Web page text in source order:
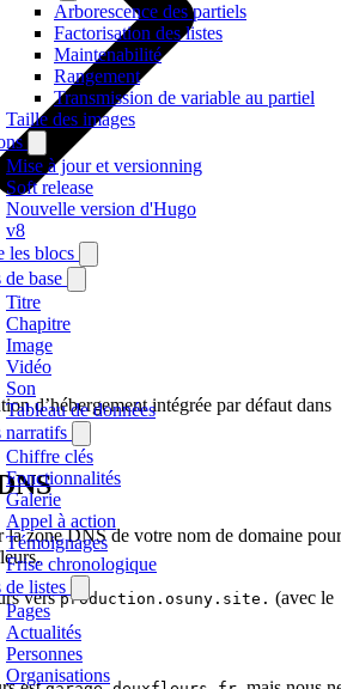
Arborescence des partiels
Factorisation des listes
Maintenabilité
Rangement
Transmission de variable au partiel
Taille des images
Mise à jour et versionning
Soft release
Nouvelle version d'Hugo
v8
les blocs
base
Titre
Chapitre
Image
Vidéo
Son
Tableau de données
narratifs
Chiffre clés
Fonctionnalités
Galerie
Appel à action
Témoignages
Frise chronologique
listes
Pages
Actualités
Personnes
Organisations
d’hébergement intégrée par défaut dans
la zone DNS de votre nom de domaine pour
versproduction.osuny.site. (avec le